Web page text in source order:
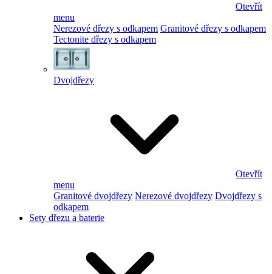
Otevřít
menu
Nerezové dřezy s odkapem Granitové dřezy s odkapem
Tectonite dřezy s odkapem
Dvojdřezy
Otevřít
menu
Granitové dvojdřezy Nerezové dvojdřezy Dvojdřezy s
odkapem
Sety dřezu a baterie